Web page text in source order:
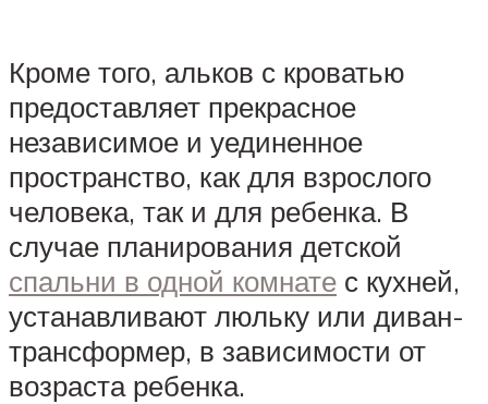
Кроме того, альков с кроватью
предоставляет прекрасное
независимое и уединенное
пространство, как для взрослого
человека, так и для ребенка. В
случае планирования детской
спальни в одной комнате с кухней,
устанавливают люльку или диван-
трансформер, в зависимости от
возраста ребенка.